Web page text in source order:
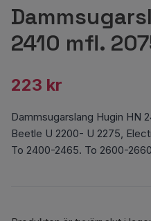
2410 mfl.
223 kr
Dammsugarslang Hugin HN
Beetle U 2200- U 2275,
To 2400-2465. To 2600-